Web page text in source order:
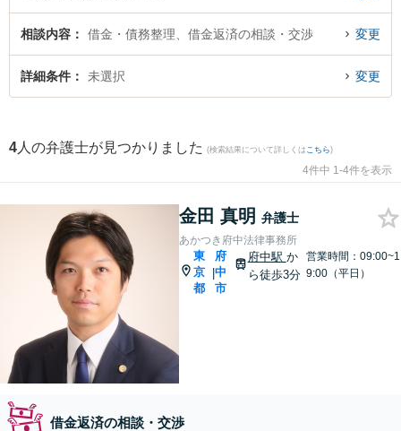
渉のトラブルを今すぐに弁護士に相談したい』『借金返済の相談・交渉のトラ
ブル解決の実績豊富な近くの弁護士を検索したい』『初回相談無料で借金返済
の相談・交渉を法律相談できる府中市内の弁護士に相談予約したい』などでお
相談内容 借金・債務整理、借金返済の相談・交渉 変更
詳細条件 未選択 変更
4 人の弁護士が見つかりました (検索結果について詳しくは こちら)
4件中 1-4件を表示
金田 真明 弁護士
あかつき府中法律事務所
東
京
都
|
府
中
市
府中駅 か
ら徒歩3分
営業時間：09:00~1
9:00（平日）
借金返済の相談・交渉